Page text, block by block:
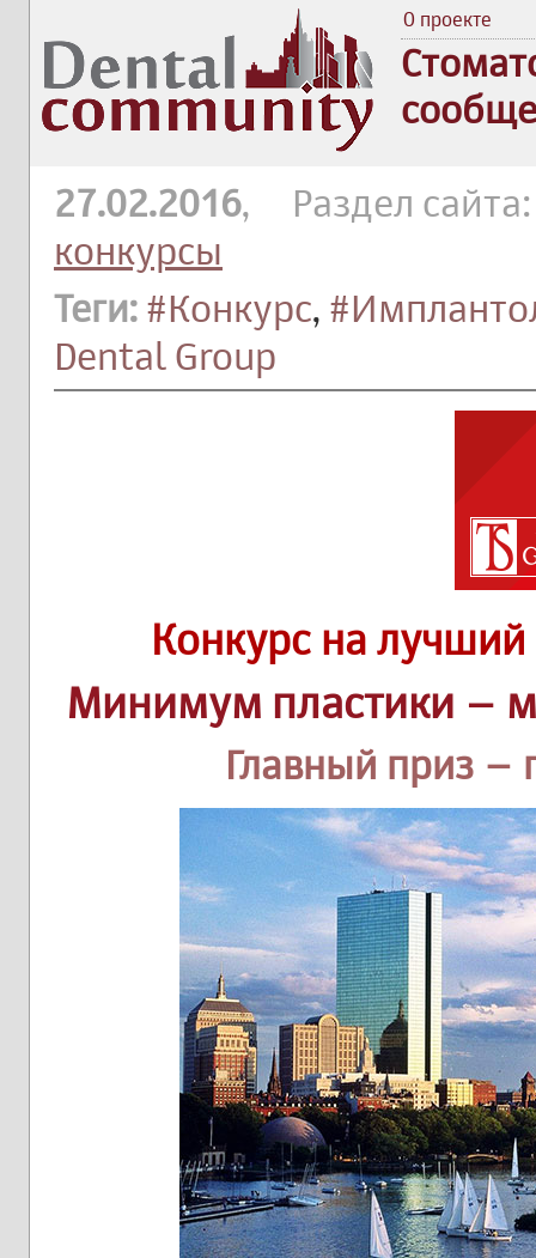
О проекте
27.02.2016, Раздел
конкурсы
Теги: #Конкурс,
Dental Group
Конкурс на лучший
Минимум пластики –
Главный приз –